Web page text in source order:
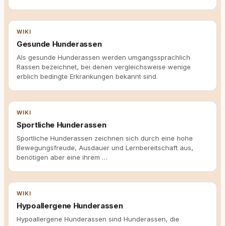
WIKI
Gesunde Hunderassen
Als gesunde Hunderassen werden umgangssprachlich
Rassen bezeichnet, bei denen vergleichsweise wenige
erblich bedingte Erkrankungen bekannt sind.
WIKI
Sportliche Hunderassen
Sportliche Hunderassen zeichnen sich durch eine hohe
Bewegungsfreude, Ausdauer und Lernbereitschaft aus,
benötigen aber eine ihrem …
WIKI
Hypoallergene Hunderassen
Hypoallergene Hunderassen sind Hunderassen, die